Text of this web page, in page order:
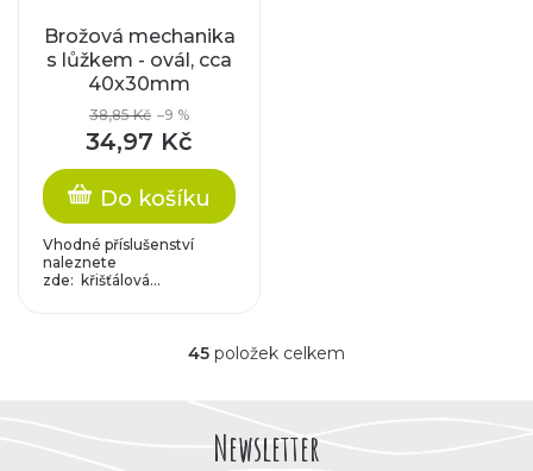
Brožová mechanika
s lůžkem - ovál, cca
40x30mm
38,85 Kč –9 %
34,97 Kč
Do košíku
Vhodné příslušenství
naleznete
zde: křišťálová...
O
d
45 položek celkem
Newsletter